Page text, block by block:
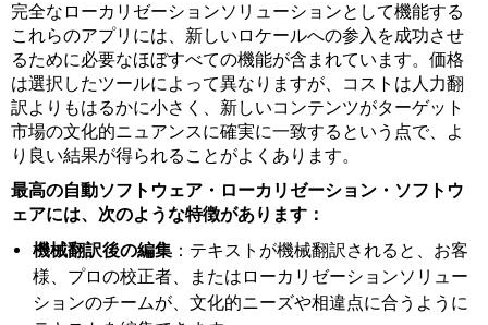
完全なローカリゼーションソリューションとして機能する
これらのアプリには、新しいロケールへの参入を成功させ
るために必要なほぼすべての機能が含まれています。価格
は選択したツールによって異なりますが、コストは人力翻
訳よりもはるかに小さく、新しいコンテンツがターゲット
市場の文化的ニュアンスに確実に一致するという点で、よ
り良い結果が得られることがよくあります。
最高の自動ソフトウェア・ローカリゼーション・ソフトウ
ェアには、次のような特徴があります：
機械翻訳後の編集 ：テキストが機械翻訳されると、お客
様、プロの校正者、またはローカリゼーションソリュー
ションのチームが、文化的ニーズや相違点に合うように